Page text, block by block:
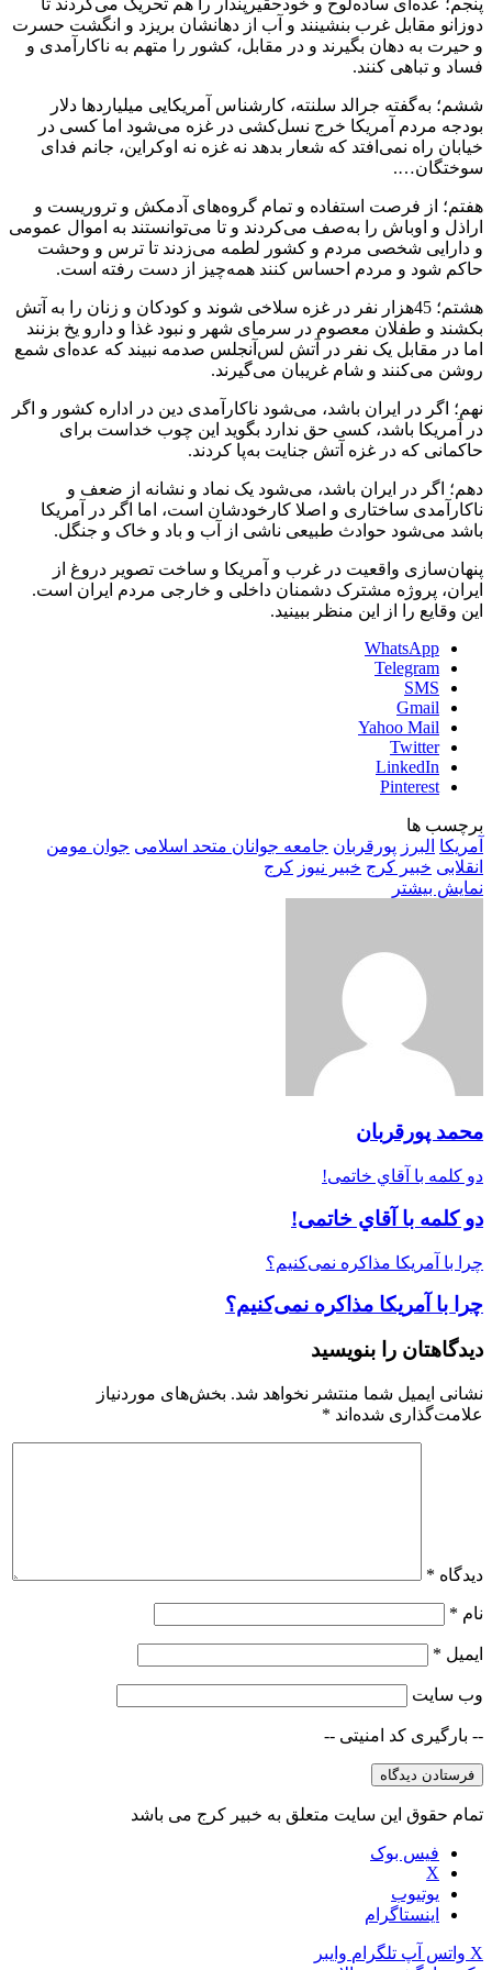
دوزانو مقابل غرب بنشینند و آب از دهانشان بریزد و انگشت حسرت
و حیرت به دهان بگیرند و در مقابل، کشور را متهم به ناکارآمدی و
فساد و تباهی کنند.
ششم؛ به‌گفته جرالد سلنته، کارشناس آمریکایی میلیارد‌ها دلار
بودجه مردم آمریکا خرج نسل‌کشی در غزه می‌شود اما کسی در
خیابان راه نمی‌افتد که شعار بدهد نه غزه نه اوکراین، جانم فدای
سوختگان….
هفتم؛ از فرصت استفاده و تمام گروه‌های آدمکش و تروریست و
اراذل و اوباش را به‌صف می‌کردند و تا می‌توانستند به اموال عمومی
و دارایی شخصی مردم و کشور لطمه می‌زدند تا ترس و وحشت
حاکم شود و مردم احساس کنند همه‌‌چیز از دست رفته است.
هشتم؛ 45هزار نفر در غزه سلاخی شوند و کودکان و زنان را به آتش
بکشند و طفلان معصوم در سرمای شهر و نبود غذا و دارو یخ بزنند
اما در مقابل یک نفر در آتش لس‌آنجلس صدمه نبیند که عده‌ای شمع
روشن می‌کنند و شام غریبان می‌گیرند.
نهم؛ اگر در ایران باشد، می‌شود ناکارآمدی دین در اداره کشور و اگر
در آمریکا باشد، کسی حق ندارد بگوید این چوب خداست برای
حاکمانی که در غزه آتش جنایت به‌پا کردند.
دهم؛ اگر در ایران باشد، می‌شود یک نماد و نشانه از ضعف و
ناکارآمدی ساختاری و اصلا کارخودشان است، اما اگر در آمریکا
باشد می‌شود حوادث طبیعی ناشی از آب و باد و خاک و جنگل.
پنهان‌سازی‌ واقعیت در غرب و آمریکا و ساخت تصویر دروغ از
ایران، پروژه مشترک دشمنان داخلی و خارجی مردم ایران است.
این وقایع را از این منظر ببینید.
WhatsApp
Telegram
SMS
Gmail
Yahoo Mail
Twitter
LinkedIn
Pinterest
برچسب ها
آمریکا البرز پورقربان جامعه جوانان متحد اسلامی جوان مومن
انقلابی خبیر کرج خبیر نیوز کرج
نمایش بیشتر
محمد پورقربان
دو كلمه با آقاي خاتمی!
دو كلمه با آقاي خاتمی!
چرا با آمریکا مذاکره نمی‌کنیم؟
چرا با آمریکا مذاکره نمی‌کنیم؟
دیدگاهتان را بنویسید
نشانی ایمیل شما منتشر نخواهد شد. بخش‌های موردنیاز
علامت‌گذاری شده‌اند *
دیدگاه *
نام *
ایمیل *
وب‌ سایت
-- بارگیری کد امنیتی --
تمام حقوق این سایت متعلق به خبیر کرج می باشد
فیس بوک
X
یوتیوب
اینستاگرام
X واتس آپ تلگرام وایبر